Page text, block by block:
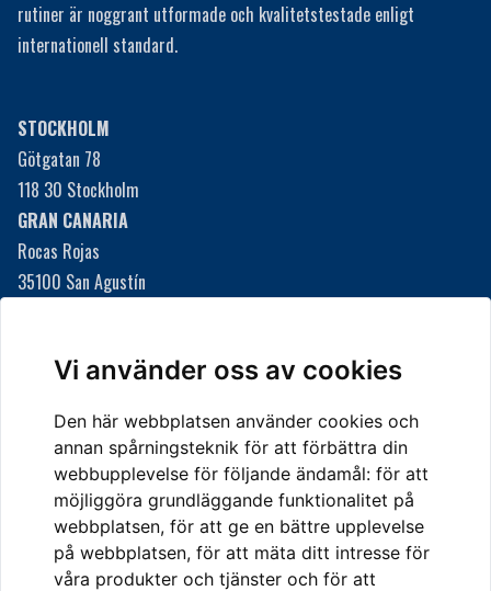
Vi använder oss av cookies
Den här webbplatsen använder cookies och
annan spårningsteknik för att förbättra din
webbupplevelse för följande ändamål: för att
möjliggöra grundläggande funktionalitet på
webbplatsen, för att ge en bättre upplevelse
på webbplatsen, för att mäta ditt intresse för
våra produkter och tjänster och för att
rutiner är noggrant utformade och kvalitetstestade enligt
internationell standard.
STOCKHOLM
Götgatan 78
118 30 Stockholm
GRAN CANARIA
Rocas Rojas
35100 San Agustín
KONTAKTA OSS
Telefon
08-20 55 10
E-post
info@svenska-re.se